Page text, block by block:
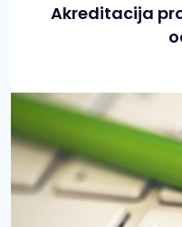
Akreditacija